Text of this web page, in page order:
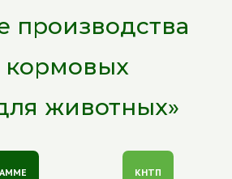
производства
кормовых
животных»
КНТП